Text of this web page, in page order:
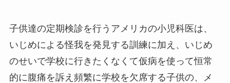
子供達の定期検診を行うアメリカの小児科医は、
いじめによる怪我を発見する訓練に加え、いじめ
のせいで学校に行きたくなくて仮病を使って恒常
的に腹痛を訴え頻繁に学校を欠席する子供の、メ